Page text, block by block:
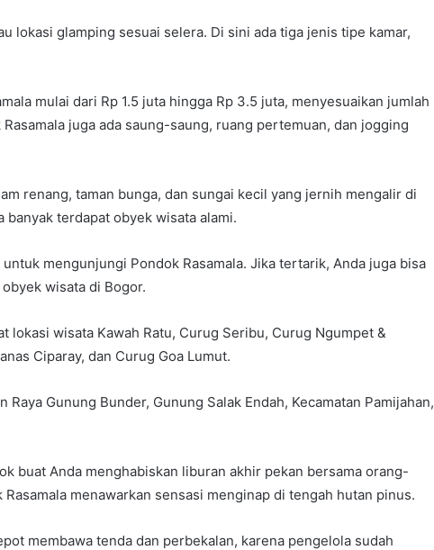
lokasi glamping sesuai selera. Di sini ada tiga jenis tipe kamar,
mulai dari Rp 1.5 juta hingga Rp 3.5 juta, menyesuaikan jumlah
juga ada saung-saung, ruang pertemuan, dan jogging
renang, taman bunga, dan sungai kecil yang jernih mengalir di
banyak terdapat obyek wisata alami.
mengunjungi Pondok Rasamala. Jika tertarik, Anda juga bisa
wisata di Bogor.
lokasi wisata Kawah Ratu, Curug Seribu, Curug Ngumpet &
Ciparay, dan Curug Goa Lumut.
Raya Gunung Bunder, Gunung Salak Endah, Kecamatan Pamijahan,
buat Anda menghabiskan liburan akhir pekan bersama orang-
menawarkan sensasi menginap di tengah hutan pinus.
membawa tenda dan perbekalan, karena pengelola sudah